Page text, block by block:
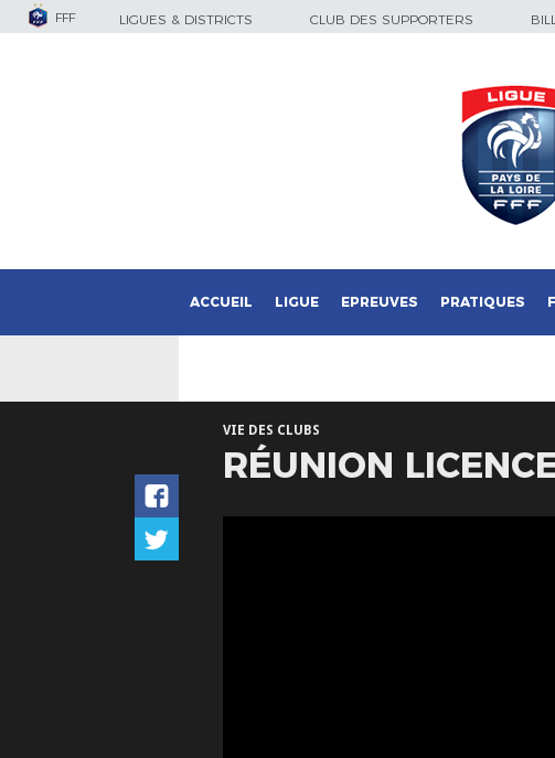
FFF LIGUES & DISTRICTS CLUB DES SUPPORTERS
ACCUEIL LIGUE EPREUVES PRATIQUES
VIE DES CLUBS
RÉUNION